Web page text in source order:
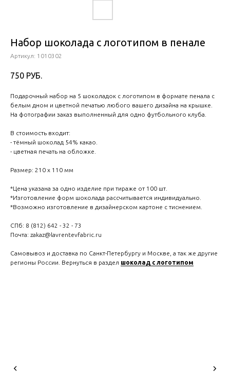
Набор шоколада с логотипом в пенале
Артикул: 1010302
750 РУБ.
Подарочный набор на 5 шоколадок с логотипом в формате пенала с
белым дном и цветной печатью любого вашего дизайна на крышке.
На фотографии заказ выполненный для одно футбольного клуба.
В стоимость входит:
- тёмный шоколад 54% какао.
- цветная печать на обложке.
Размер: 210 х 110 мм
*Цена указана за одно изделие при тираже от 100 шт.
*Изготовление форм шоколада рассчитывается индивидуально.
*Возможно изготовление в дизайнерском картоне с тиснением.
СПб: 8 (812) 642 - 32 - 73
Почта: zakaz@lavrentevfabric.ru
Самовывоз и доставка по Санкт-Петербургу и Москве, а так же другие
регионы России. Вернуться в раздел шоколад с логотипом